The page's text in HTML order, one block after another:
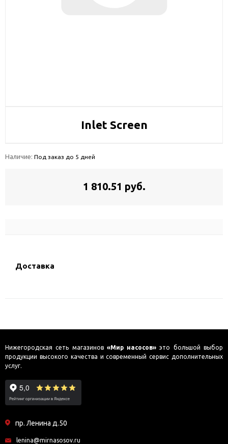
Inlet Screen
Наличие: Под заказ до 5 дней
1 810.51 руб.
Доставка
Нижегородская сеть магазинов «Мир насосов» это большой выбор
продукции высокого качества и современный сервис дополнительных
услуг.
пр. Ленина д.50
lenina@mirnasosov.ru